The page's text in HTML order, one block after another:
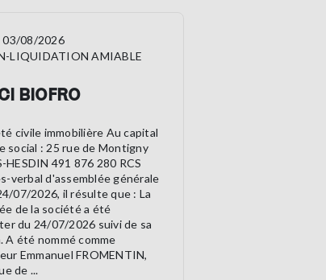
03/08/2026
LIQUIDATION AMIABLE
BIOFRO
civile immobilière Au capital
social : 25 rue de Montigny
HESDIN 491 876 280 RCS
verbal d'assemblée générale
07/2026, il résulte que : La
de la société a été
du 24/07/2026 suivi de sa
A été nommé comme
Emmanuel FROMENTIN,
de ...